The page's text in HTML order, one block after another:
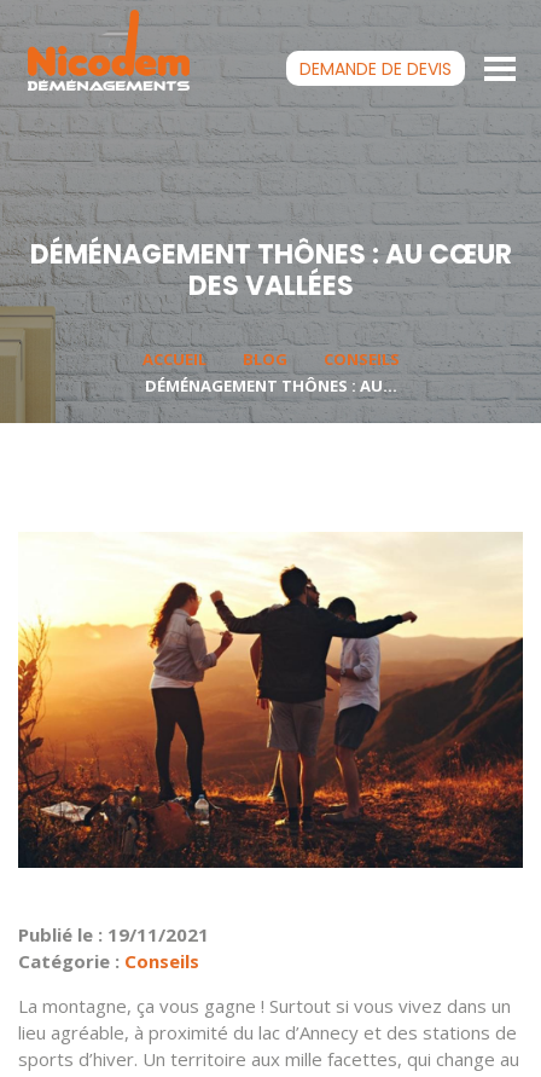
DEMANDE DE DEVIS
DÉMÉNAGEMENT THÔNES : AU CŒUR
DES VALLÉES
ACCUEIL BLOG
CONSEILS
DÉMÉNAGEMENT THÔNES : AU...
Publié le : 19/11/2021
Catégorie : Conseils
La montagne, ça vous gagne ! Surtout si vous vivez dans un
lieu agréable, à proximité du lac d’Annecy et des stations de
sports d’hiver. Un territoire aux mille facettes, qui change au